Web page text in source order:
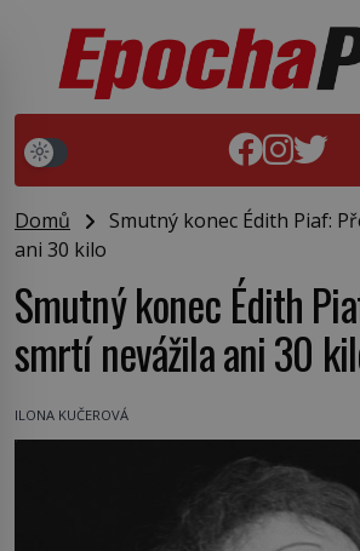
Domů
Smutný konec Édith Piaf:
ani 30 kilo
Smutný konec Édith
smrtí nevážila ani 30
ILONA KUČEROVÁ